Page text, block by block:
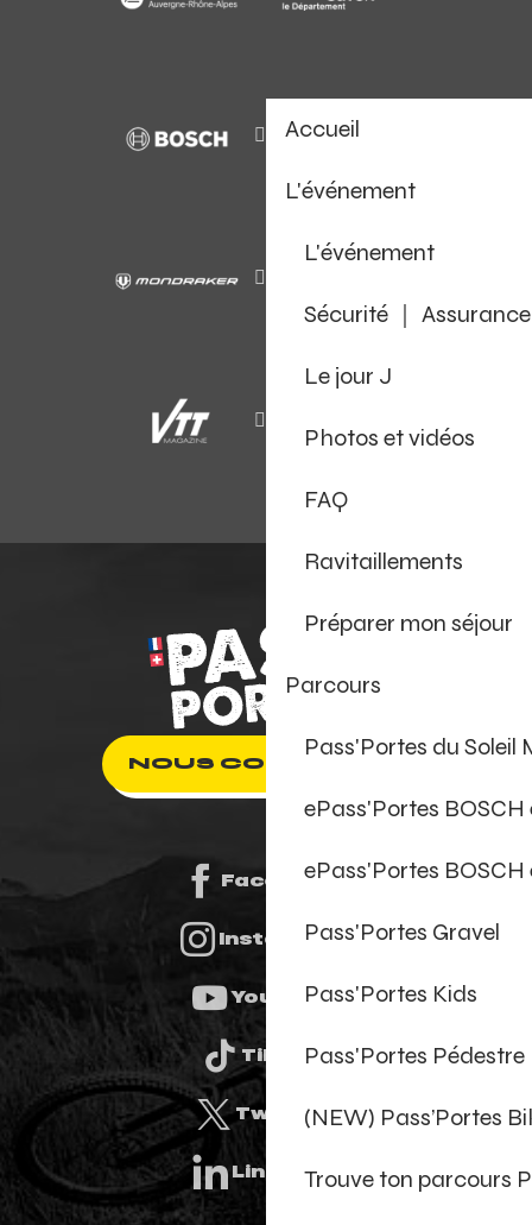
Accueil
L'événement
L'événement
Sécurité ｜ Assurance
Le jour J
Photos et vidéos
FAQ
Ravitaillements
Préparer mon séjour
Parcours
Pass'Portes du Soleil
ePass'Portes
ePass'Portes
Pass'Portes Gravel
Pass'Portes Kids
Pass'Portes Pédestre
(NEW) Pass’Portes
Trouve ton parcours
NOUS CONTACTER
Facebook
Instagram
Youtube
Tiktok
Twitter
Linkedin